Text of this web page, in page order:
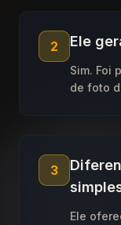
2 Ele
Sim. Foi
de foto
3
Ele